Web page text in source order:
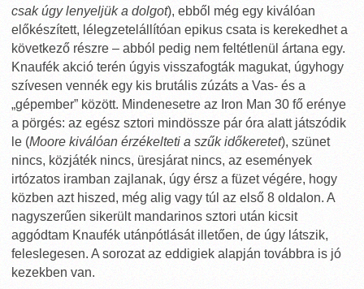
csak úgy lenyeljük a dolgot), ebből még egy kiválóan
előkészített, lélegzetelállítóan epikus csata is kerekedhet a
következő részre – abból pedig nem feltétlenül ártana egy.
Knaufék akció terén úgyis visszafogták magukat, úgyhogy
szívesen vennék egy kis brutális zúzáts a Vas- és a
„gépember” között. Mindenesetre az Iron Man 30 fő erénye
a pörgés: az egész sztori mindössze pár óra alatt játszódik
le (Moore kiválóan érzékelteti a szűk időkeretet), szünet
nincs, közjáték nincs, üresjárat nincs, az események
irtózatos iramban zajlanak, úgy érsz a füzet végére, hogy
közben azt hiszed, még alig vagy túl az első 8 oldalon. A
nagyszerűen sikerült mandarinos sztori után kicsit
aggódtam Knaufék utánpótlását illetően, de úgy látszik,
feleslegesen. A sorozat az eddigiek alapján továbbra is jó
kezekben van.